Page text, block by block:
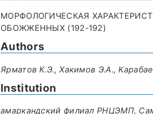
МОРФОЛОГИЧЕСКАЯ
ОБОЖЖЕННЫХ (192-192)
Authors
Ярматов К.Э., Хакимов Э.А.,
Institution
амаркандский филиал РНЦЭМП,